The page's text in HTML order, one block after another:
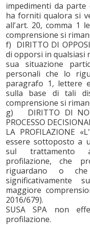
impedimenti da
ha forniti qualora si
all'art. 20, comma 1
comprensione si
f) DIRITTO DI
di opporsi in qualsiasi
sua situazione
personali che lo
paragrafo 1, lettere
sulla base di tali
comprensione si
g) DIRITTO DI NON
PROCESSO
LA PROFILAZIONE
essere sottoposto a
sul trattamento
profilazione, che
riguardano o
significativamente
maggiore
2016/679).
SUSA SPA non
profilazione.